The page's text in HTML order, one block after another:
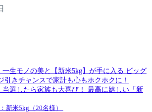
一生モノの美と【新米5kg】が手に入る ビッグ
引きチャンスで家計も心もホクホクに！
当選したら家族も大喜び！ 最高に嬉しい「新
新米5kg（20名様）